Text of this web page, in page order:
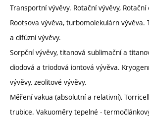
Transportní vývěvy. Rotační vývěvy, Rotační
Rootsova vývěva, turbomolekulárn vývěva.
a difúzní vývěvy.
Sorpční vývěvy, titanová sublimační a
diodová a triodová iontová vývěva.
vývěvy, zeolitové vývěvy.
Měření vakua (absolutní a relativní),
trubice. Vakuoměry tepelné -